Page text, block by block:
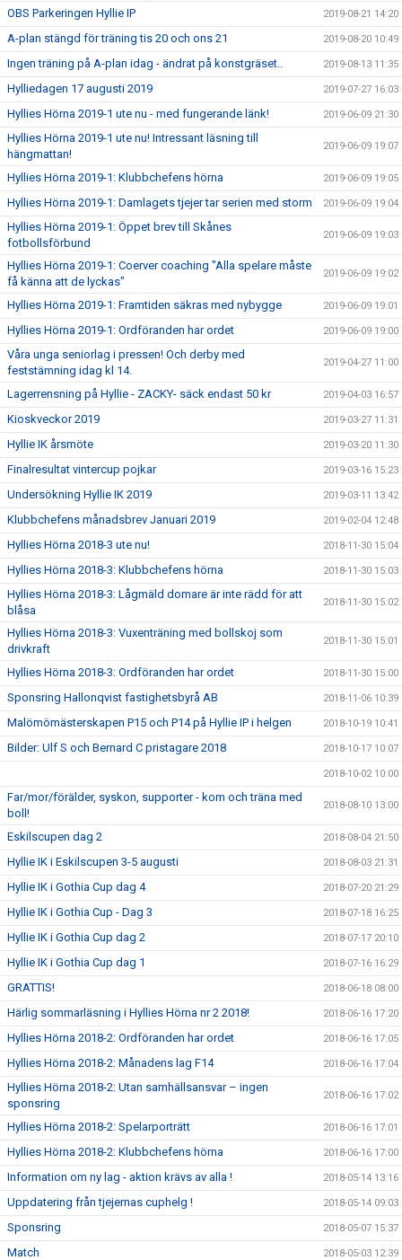
OBS Parkeringen Hyllie IP 2019-08-21 14:20
A-plan stängd för träning tis 20 och ons 21 2019-08-20 10:49
Ingen träning på A-plan idag - ändrat på konstgräset.. 2019-08-13 11:35
Hylliedagen 17 augusti 2019 2019-07-27 16:03
Hyllies Hörna 2019-1 ute nu - med fungerande länk! 2019-06-09 21:30
Hyllies Hörna 2019-1 ute nu! Intressant läsning till
hängmattan!
2019-06-09 19:07
Hyllies Hörna 2019-1: Klubbchefens hörna 2019-06-09 19:05
Hyllies Hörna 2019-1: Damlagets tjejer tar serien med storm 2019-06-09 19:04
Hyllies Hörna 2019-1: Öppet brev till Skånes
fotbollsförbund
2019-06-09 19:03
Hyllies Hörna 2019-1: Coerver coaching "Alla spelare måste
få känna att de lyckas"
2019-06-09 19:02
Hyllies Hörna 2019-1: Framtiden säkras med nybygge 2019-06-09 19:01
Hyllies Hörna 2019-1: Ordföranden har ordet 2019-06-09 19:00
Våra unga seniorlag i pressen! Och derby med
feststämning idag kl 14.
2019-04-27 11:00
Lagerrensning på Hyllie - ZACKY- säck endast 50 kr 2019-04-03 16:57
Kioskveckor 2019 2019-03-27 11:31
Hyllie IK årsmöte 2019-03-20 11:30
Finalresultat vintercup pojkar 2019-03-16 15:23
Undersökning Hyllie IK 2019 2019-03-11 13:42
Klubbchefens månadsbrev Januari 2019 2019-02-04 12:48
Hyllies Hörna 2018-3 ute nu! 2018-11-30 15:04
Hyllies Hörna 2018-3: Klubbchefens hörna 2018-11-30 15:03
Hyllies Hörna 2018-3: Lågmäld domare är inte rädd för att
blåsa
2018-11-30 15:02
Hyllies Hörna 2018-3: Vuxenträning med bollskoj som
drivkraft
2018-11-30 15:01
Hyllies Hörna 2018-3: Ordföranden har ordet 2018-11-30 15:00
Sponsring Hallonqvist fastighetsbyrå AB 2018-11-06 10:39
Malömömästerskapen P15 och P14 på Hyllie IP i helgen 2018-10-19 10:41
Bilder: Ulf S och Bernard C pristagare 2018 2018-10-17 10:07
2018-10-02 10:00
Far/mor/förälder, syskon, supporter - kom och träna med
boll!
2018-08-10 13:00
Eskilscupen dag 2 2018-08-04 21:50
Hyllie IK i Eskilscupen 3-5 augusti 2018-08-03 21:31
Hyllie IK i Gothia Cup dag 4 2018-07-20 21:29
Hyllie IK i Gothia Cup - Dag 3 2018-07-18 16:25
Hyllie IK i Gothia Cup dag 2 2018-07-17 20:10
Hyllie IK i Gothia Cup dag 1 2018-07-16 16:29
GRATTIS! 2018-06-18 08:00
Härlig sommarläsning i Hyllies Hörna nr 2 2018! 2018-06-16 17:20
Hyllies Hörna 2018-2: Ordföranden har ordet 2018-06-16 17:05
Hyllies Hörna 2018-2: Månadens lag F14 2018-06-16 17:04
Hyllies Hörna 2018-2: Utan samhällsansvar – ingen
sponsring
2018-06-16 17:02
Hyllies Hörna 2018-2: Spelarporträtt 2018-06-16 17:01
Hyllies Hörna 2018-2: Klubbchefens hörna 2018-06-16 17:00
Information om ny lag - aktion krävs av alla ! 2018-05-14 13:16
Uppdatering från tjejernas cuphelg ! 2018-05-14 09:03
Sponsring 2018-05-07 15:37
Match 2018-05-03 12:39